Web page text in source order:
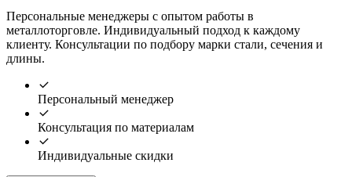
Персональные менеджеры с опытом работы в
металлоторговле. Индивидуальный подход к каждому
клиенту. Консультации по подбору марки стали, сечения и
длины.
Персональный менеджер
Консультация по материалам
Индивидуальные скидки